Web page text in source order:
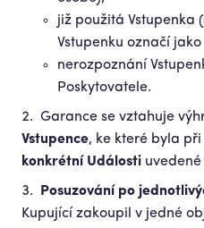
již použitá Vstupenka
Vstupenku označí
nerozpoznání
Poskytovatele.
Garance se vztahuje
Vstupence, ke které byla
konkrétní Události uvedené
Posuzování po
Kupující zakoupil v jedné